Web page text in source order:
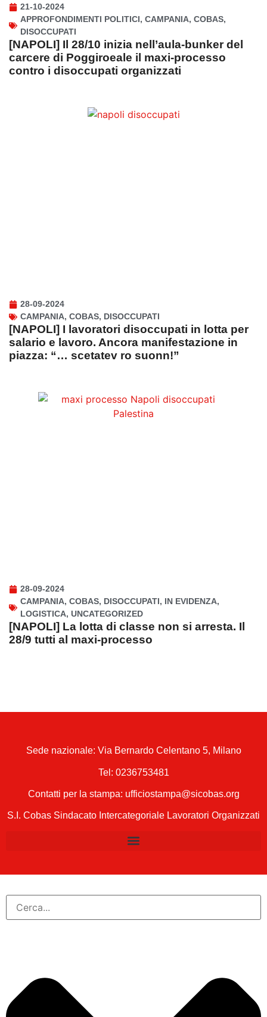
21-10-2024
APPROFONDIMENTI POLITICI, CAMPANIA, COBAS,
DISOCCUPATI
[NAPOLI] Il 28/10 inizia nell’aula-bunker del
carcere di Poggiroeale il maxi-processo
contro i disoccupati organizzati
28-09-2024
CAMPANIA, COBAS, DISOCCUPATI
[NAPOLI] I lavoratori disoccupati in lotta per
salario e lavoro. Ancora manifestazione in
piazza: “… scetatev ro suonn!”
28-09-2024
CAMPANIA, COBAS, DISOCCUPATI, IN EVIDENZA,
LOGISTICA, UNCATEGORIZED
[NAPOLI] La lotta di classe non si arresta. Il
28/9 tutti al maxi-processo
Sede nazionale: Via Bernardo Celentano 5, Milano
Tel: 0236753481
Contatti per la stampa: ufficiostampa@sicobas.org
S.I. Cobas Sindacato Intercategoriale Lavoratori Organizzati